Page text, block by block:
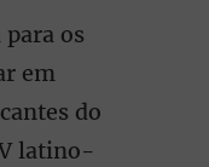
os
em
do
latino-